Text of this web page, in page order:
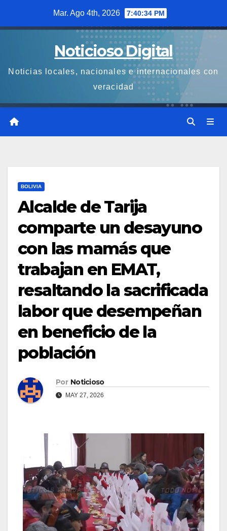
Mar. Ago 4th, 2026 7:40:34 PM
Noticioso Digital
Noticias locales, nacionales e internacionales con
veracidad
BOLIVIA
Alcalde de Tarija
comparte un desayuno
con las mamás que
trabajan en EMAT,
resaltando la sacrificada
labor que desempeñan
en beneficio de la
población
Por Noticioso
MAY 27, 2026